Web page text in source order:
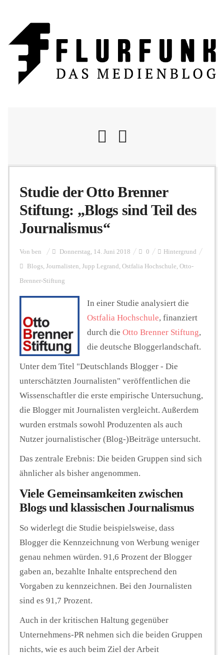
Flurschelte
Personalien
FUNKTURM-Beiträge
Podcast
Seminare
Unterstützen
Studie der Otto Brenner
Stiftung: „Blogs sind Teil des
Journalismus“
Von ben Donnerstag, 14. Juni 2018 0 Hintergrund
Blogs, Journalisten, Jupp Legrand , Ostfalia Hochschule, Otto-
Brenner-Stiftung
In einer Studie analysiert die
Ostfalia Hochschule, finanziert
durch die Otto Brenner Stiftung,
die deutsche Bloggerlandschaft.
Unter dem Titel "Deutschlands Blogger - Die
unterschätzten Journalisten" veröffentlichen die
Wissenschaftler die erste empirische Untersuchung,
die Blogger mit Journalisten vergleicht. Außerdem
wurden erstmals sowohl Produzenten als auch
Nutzer journalistischer (Blog-)Beiträge untersucht.
Das zentrale Erebnis: Die beiden Gruppen sind sich
ähnlicher als bisher angenommen.
Viele Gemeinsamkeiten zwischen
Blogs und klassischen Journalismus
So widerlegt die Studie beispielsweise, dass
Blogger die Kennzeichnung von Werbung weniger
genau nehmen würden. 91,6 Prozent der Blogger
gaben an, bezahlte Inhalte entsprechend den
Vorgaben zu kennzeichnen. Bei den Journalisten
sind es 91,7 Prozent.
Auch in der kritischen Haltung gegenüber
Unternehmens-PR nehmen sich die beiden Gruppen
nichts, wie es auch beim Ziel der Arbeit